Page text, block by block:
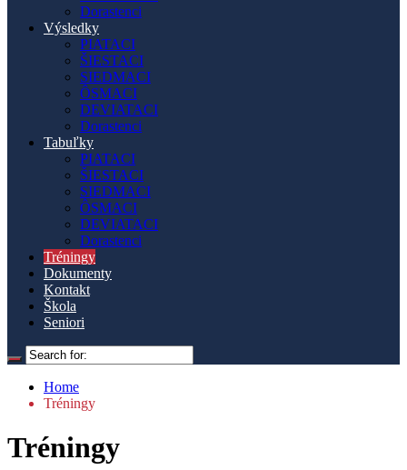
Dorastenci
Výsledky
PIATACI
ŠIESTACI
SIEDMACI
ÔSMACI
DEVIATACI
Dorastenci
Tabuľky
PIATACI
ŠIESTACI
SIEDMACI
ÔSMACI
DEVIATACI
Dorastenci
Tréningy
Dokumenty
Kontakt
Škola
Seniori
Home
Tréningy
Tréningy